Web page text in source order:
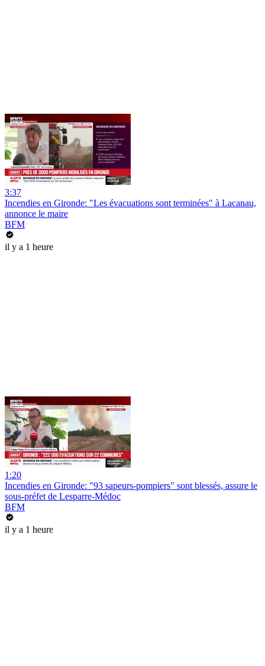
3:37
Incendies en Gironde: "Les évacuations sont terminées" à Lacanau,
annonce le maire
BFM
il y a 1 heure
1:20
Incendies en Gironde: "93 sapeurs-pompiers" sont blessés, assure le
sous-préfet de Lesparre-Médoc
BFM
il y a 1 heure